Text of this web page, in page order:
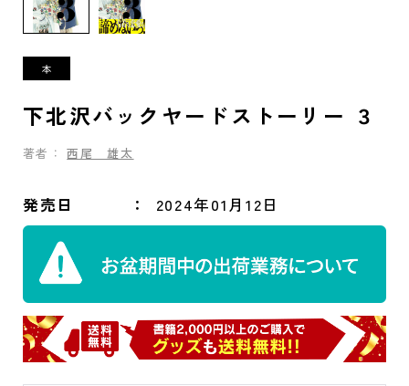
下北沢バックヤードストーリー ３
著者： 西尾 雄太
発売日 2024年01月12日